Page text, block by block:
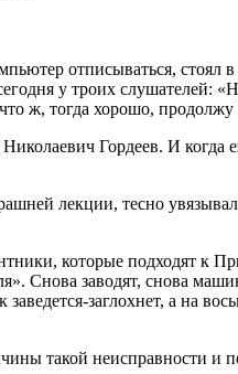
отписываться,
у троих слушателей:
ж, тогда хорошо,
Гордеев. И когда
лекции, тесно
которые подходят к
Снова заводят, снова
заглохнет, а на
такой неисправности и